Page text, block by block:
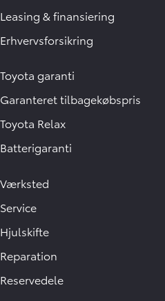
Leasing & finansiering
Erhvervsforsikring
Toyota garanti
Garanteret tilbagekøbspris
Toyota Relax
Batterigaranti
Værksted
Service
Hjulskifte
Reparation
Reservedele